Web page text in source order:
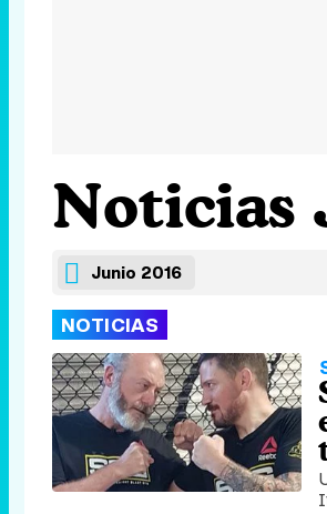
Noticias
Junio 2016
NOTICIAS